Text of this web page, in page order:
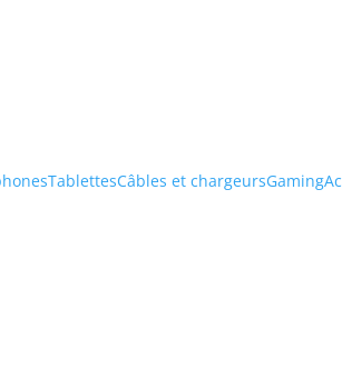
TablettesCâbles et chargeursGaming